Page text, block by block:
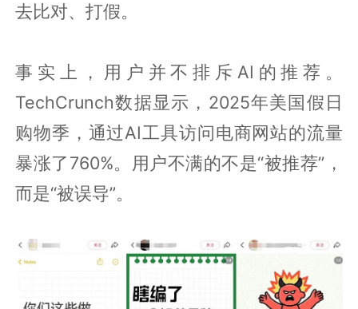
去比对、打假。
事实上，用户并不排斥AI的推荐。
TechCrunch数据显示，2025年美国假日
购物季，通过AI工具访问电商网站的流量
暴涨了760%。用户不满的不是“被推荐”，
而是“被误导”。